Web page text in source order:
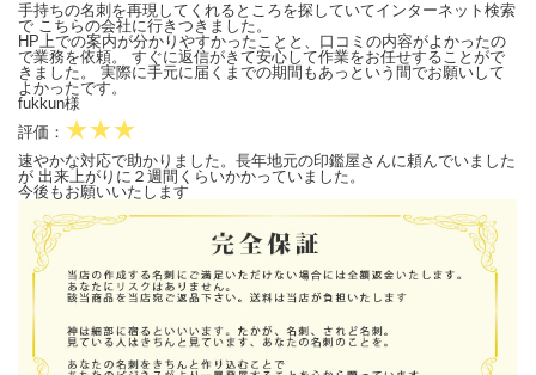
手持ちの名刺を再現してくれるところを探していてインターネット検索
で こちらの会社に行きつきました。
HP上での案内が分かりやすかったことと、口コミの内容がよかったの
で業務を依頼。 すぐに返信がきて安心して作業をお任せすることがで
きました。 実際に手元に届くまでの期間もあっという間でお願いして
よかったです。
fukkun様
評価： ★★★
速やかな対応で助かりました。長年地元の印鑑屋さんに頼んでいました
が 出来上がりに２週間くらいかかっていました。
今後もお願いいたします